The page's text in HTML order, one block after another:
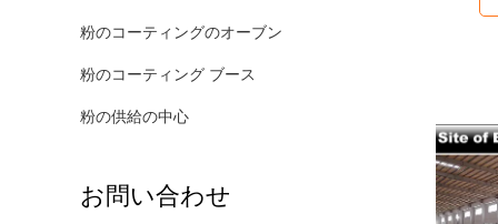
粉のコーティングのオーブン
粉のコーティング ブース
粉の供給の中心
お問い合わせ